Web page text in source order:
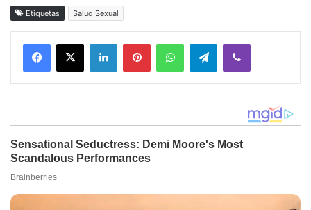
Etiquetas Salud Sexual
Facebook
X LinkedInPinterestWhatsAppTelegramViber